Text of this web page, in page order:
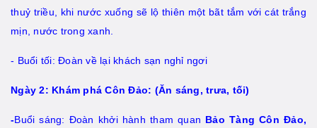
thuỷ triều, khi nước xuống sẽ lộ thiên một bãt tắm với cát trắng
mịn, nước trong xanh.
- Buổi tối: Đoàn về lại khách sạn nghỉ ngơi
Ngày 2: Khám phá Côn Đảo: (Ăn sáng, trưa, tối)
-Buổi sáng: Đoàn khởi hành tham quan Bảo Tàng Côn Đảo,